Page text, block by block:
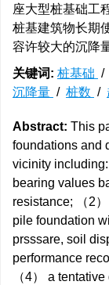
座大型桩基础工
桩基建筑物长期
容许较大的沉降
关键词: 桩基础 /
沉降量 / 桩数 /
Abstract: This
foundations and
vicinity
bearing values
resistance; （2
pile foundation
prsssare, soil
performance
（4） a